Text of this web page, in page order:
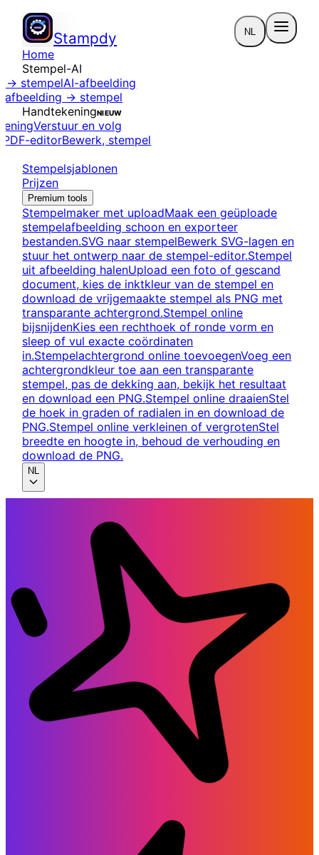
Stampdy NL
Home
Stempel-AI
→ stempelAI-afbeelding
afbeelding → stempel
HandtekeningNIEUW
Verstuur en volg
PDF-editorBewerk, stempel
Stempelsjablonen
Prijzen
Premium tools
Stempelmaker met uploadMaak een geüploade
stempelafbeelding schoon en exporteer
bestanden.SVG naar stempelBewerk SVG-lagen en
stuur het ontwerp naar de stempel-editor.Stempel
uit afbeelding halenUpload een foto of gescand
document, kies de inktkleur van de stempel en
download de vrijgemaakte stempel als PNG met
transparante achtergrond.Stempel online
bijsnijdenKies een rechthoek of ronde vorm en
sleep of vul exacte coördinaten
in.Stempelachtergrond online toevoegenVoeg een
achtergrondkleur toe aan een transparante
stempel, pas de dekking aan, bekijk het resultaat
en download een PNG.Stempel online draaienStel
de hoek in graden of radialen in en download de
PNG.Stempel online verkleinen of vergrotenStel
breedte en hoogte in, behoud de verhouding en
download de PNG.
NL